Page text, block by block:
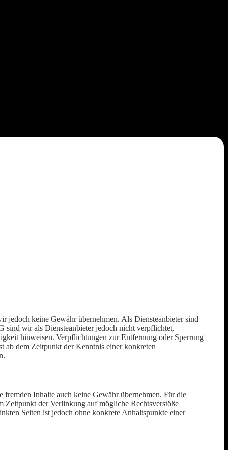
keine Gewähr übernehmen. Als Diensteanbieter sind
sind wir als Diensteanbieter jedoch nicht verpflichtet,
hinweisen. Verpflichtungen zur Entfernung oder Sperrung
ab dem Zeitpunkt der Kenntnis einer konkreten
Inhalte auch keine Gewähr übernehmen. Für die
Zeitpunkt der Verlinkung auf mögliche Rechtsverstöße
Seiten ist jedoch ohne konkrete Anhaltspunkte einer